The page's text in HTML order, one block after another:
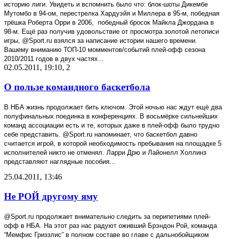
историю лиги. Увидеть и вспомнить было что: блок-шоты Дикембе
Мутомбо в 94-ом, перестрелка Хардуэйя и Миллера в 95-м, победная
трёшка Роберта Орри в 2006, победный бросок Майкла Джордана в
98-м. Ещё раз получив удовольствие от просмотра золотой летописи
игры, @Sport.ru взялся за написание истории нашего времени.
Вашему вниманию ТОП-10 момментов/событий плей-офф сезона
2010/2011 годов в двух частях...
02.05.2011, 19:10, 2
О пользе командного баскетбола
В НБА жизнь продолжает бить ключом. Этой ночью нас ждут ещё два
полуфинальных поединка в конференциях. В восьмёрке сильнейших
команд ассоциации есть и те, которых даже в плей-офф было трудно
себе представить. @Sport ru напоминает, что баскетбол давно
считается игрой, в которой необходимость пребывания на площадке 5
исполнителей никто не отменял. Ларри Дрю и Лайонелл Холлинз
представляют наглядные пособия...
25.04.2011, 13:46
Не РОЙ другому яму
@Sport ru продолжает внимательно следить за перипетиями плей-
офф в НБА. На этот раз нас радуют оживший Брэндон Рой, команда
“Мемфис Гриззлис” в полном составе во главе с дальнобойщиком